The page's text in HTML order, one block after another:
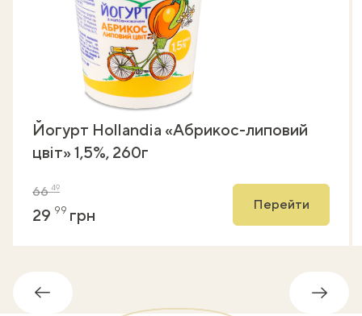
Йогурт Hollandia «Абрикос-липовий
цвіт» 1,5%, 260г
6649
29 99 грн
Перейти
Обратно